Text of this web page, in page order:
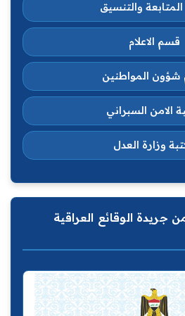
والتنسيق
قسم الاعلام
المواطنين
الامن السبراني
وزارة العدل
(4875) من جريدة الوقائع العراقية